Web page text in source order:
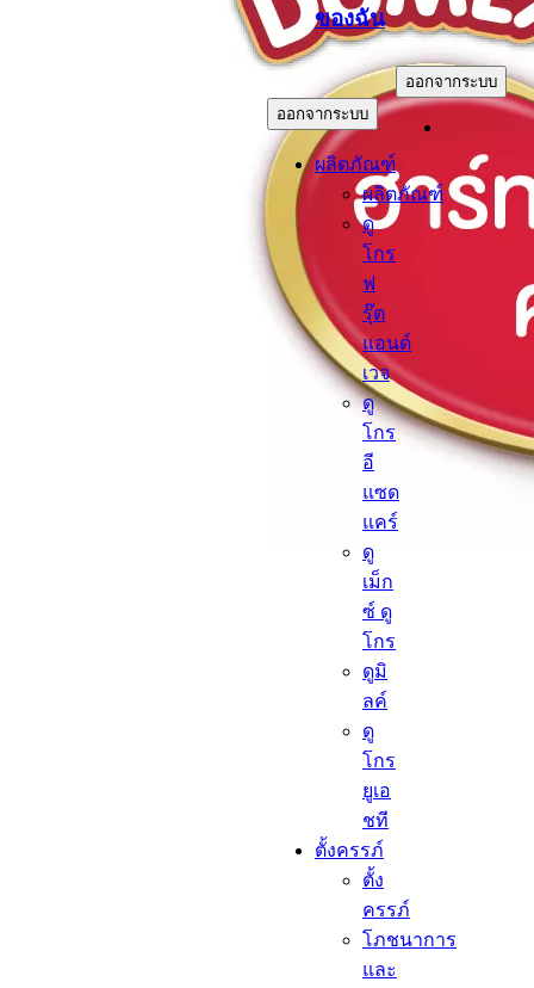
ของฉัน
.
ออกจากระบบ
ผลิตภัณฑ์
ผลิตภัณฑ์
ดู
โกร
ฟ
รุ๊ต
แอนด์
เวจ
ดู
โกร
อี
แซด
แคร์
ดู
เม็ก
ซ์ ดู
โกร
ดูมิ
ลค์
ดู
โกร
ยูเอ
ชที
ตั้งครรภ์​
ตั้ง
ครรภ์​
โภชนาการ
และ
.
ออกจากระบบ